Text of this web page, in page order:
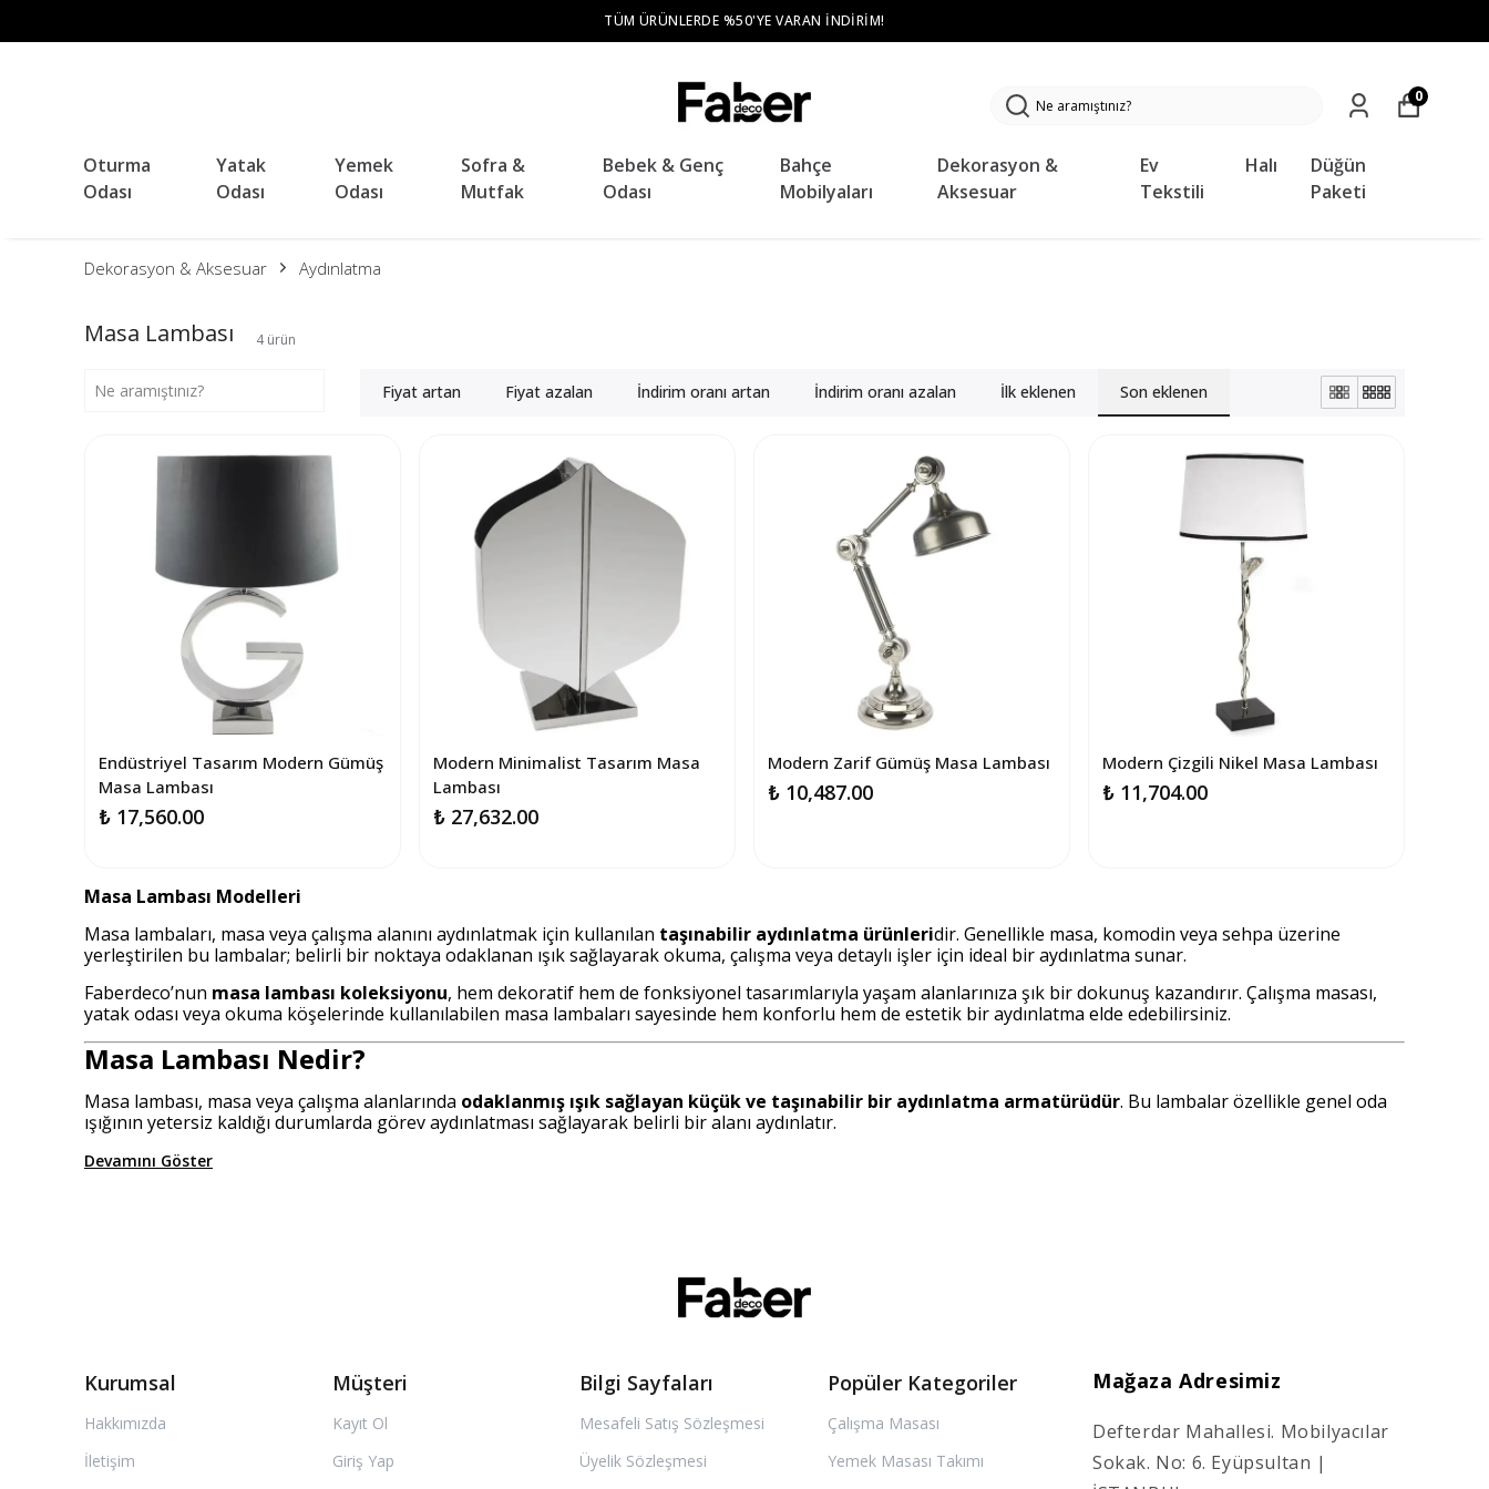
Oturma
Odası
Yatak
Odası
Yemek
Odası
Sofra &
Mutfak
Bebek & Genç
Odası
Bahçe
Mobilyaları
Dekorasyon &
Aksesuar
Ev
Tekstili
Halı
Düğün
Paketi
0
Dekorasyon & Aksesuar Aydınlatma
Masa Lambası 4 ürün
Fiyat artan Fiyat azalan İndirim oranı artan İndirim oranı azalan İlk eklenen Son eklenen
Endüstriyel Tasarım Modern Gümüş
Masa Lambası
₺ 17,560.00
Modern Minimalist Tasarım Masa
Lambası
₺ 27,632.00
Modern Zarif Gümüş Masa Lambası
₺ 10,487.00
Modern Çizgili Nikel Masa Lambası
₺ 11,704.00
Masa Lambası Modelleri
Masa lambaları, masa veya çalışma alanını aydınlatmak için kullanılan taşınabilir aydınlatma ürünleridir. Genellikle masa, komodin veya sehpa üzerine
yerleştirilen bu lambalar; belirli bir noktaya odaklanan ışık sağlayarak okuma, çalışma veya detaylı işler için ideal bir aydınlatma sunar.
Faberdeco’nun masa lambası koleksiyonu, hem dekoratif hem de fonksiyonel tasarımlarıyla yaşam alanlarınıza şık bir dokunuş kazandırır. Çalışma masası,
yatak odası veya okuma köşelerinde kullanılabilen masa lambaları sayesinde hem konforlu hem de estetik bir aydınlatma elde edebilirsiniz.
Masa Lambası Nedir?
Masa lambası, masa veya çalışma alanlarında odaklanmış ışık sağlayan küçük ve taşınabilir bir aydınlatma armatürüdür. Bu lambalar özellikle genel oda
ışığının yetersiz kaldığı durumlarda görev aydınlatması sağlayarak belirli bir alanı aydınlatır.
Devamını Göster
Kurumsal
Hakkımızda
İletişim
Müşteri
Kayıt Ol
Giriş Yap
Bilgi Sayfaları
Mesafeli Satış Sözleşmesi
Üyelik Sözleşmesi
Popüler Kategoriler
Çalışma Masası
Yemek Masası Takımı
Mağaza Adresimiz
Defterdar Mahallesi. Mobilyacılar
Sokak. No: 6. Eyüpsultan |